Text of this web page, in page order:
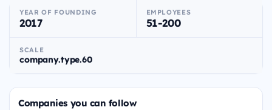
YEAR OF FOUNDING
2017
EMPLOYEES
51-200
SCALE
company.type.60
Companies you can follow